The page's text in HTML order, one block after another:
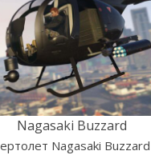
Nagasaki Buzzard
Nagasaki